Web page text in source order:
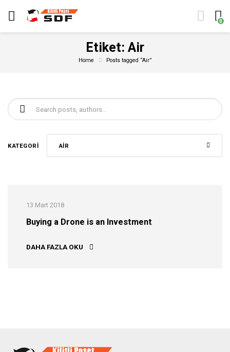
0
Etiket: Air
Home Posts tagged “Air”
Şunu ara:
KATEGORI AIR
13 Mart 2018
Buying a Drone is an Investment
DAHA FAZLA OKU BUYING A DRONE IS AN INVESTMENT